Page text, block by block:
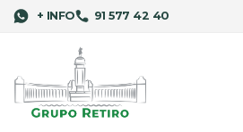
+ INFO 91 577 42 40